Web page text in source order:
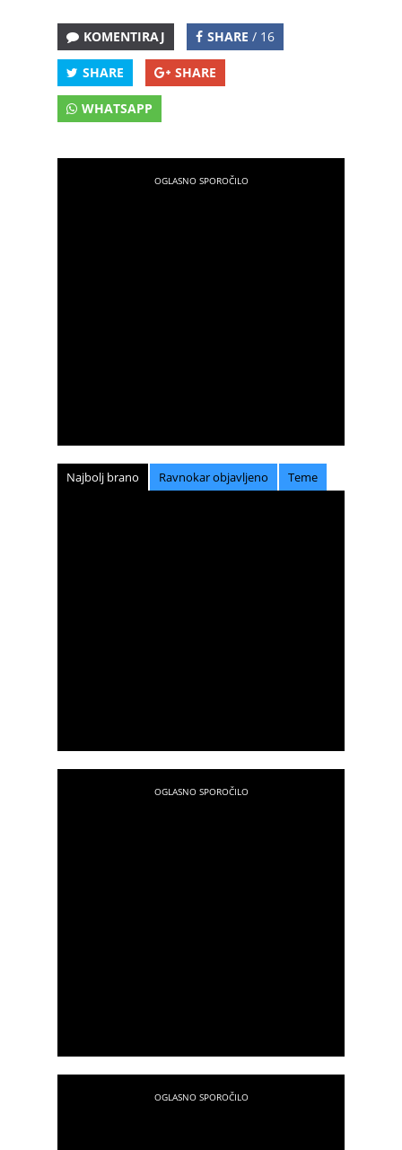
KOMENTIRAJ SHARE / 16
SHARE SHARE
WHATSAPP
Najbolj brano Ravnokar objavljeno Teme